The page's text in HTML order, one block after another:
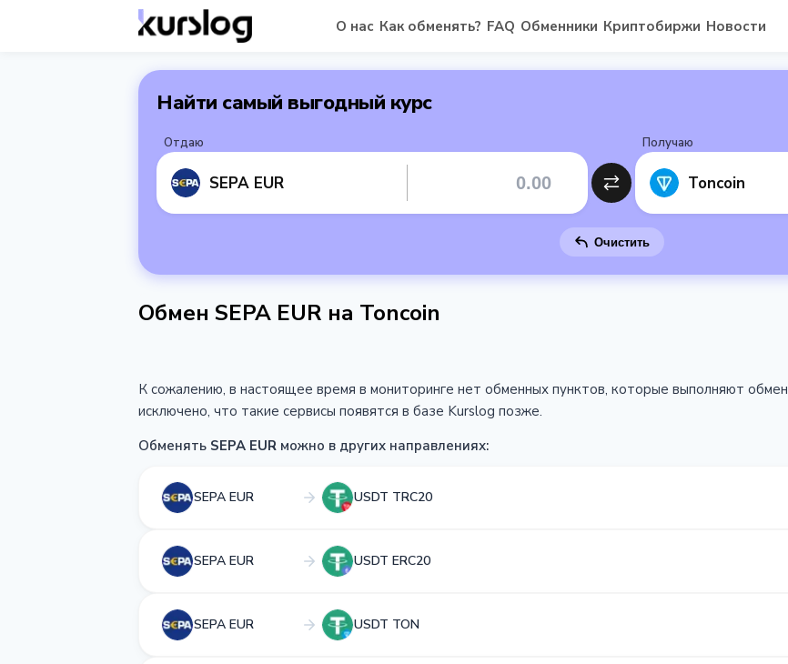
О нас Как обменять? FAQ Обменники Криптобиржи Новости
Найти самый выгодный курс
Отдаю
SEPA EUR
Получаю
Toncoin
Очистить
Обмен SEPA EUR на Toncoin
К сожалению, в настоящее время в мониторинге нет обменных пунктов, которые выполняют обмен
исключено, что такие сервисы появятся в базе Kurslog позже.
Обменять SEPA EUR можно в других направлениях:
SEPA EUR USDT TRC20
SEPA EUR USDT ERC20
SEPA EUR USDT TON